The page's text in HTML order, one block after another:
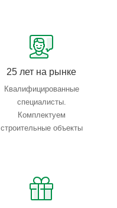
25 лет на рынке
Квалифицированные
специалисты.
Комплектуем
строительные объекты